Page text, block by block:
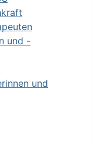
und -
und